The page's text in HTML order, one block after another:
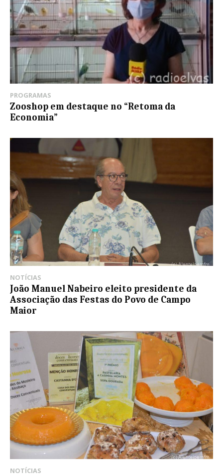
PROGRAMAS
Zooshop em destaque no “Retoma da
Economia”
NOTÍCIAS
João Manuel Nabeiro eleito presidente da
Associação das Festas do Povo de Campo
Maior
NOTÍCIAS